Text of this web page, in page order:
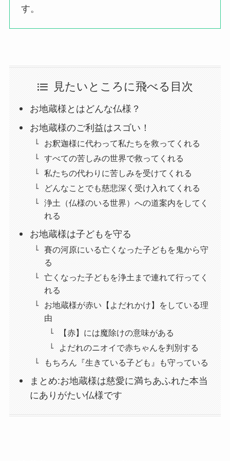
す。
見たいところに飛べる目次
お地蔵様とはどんな仏様？
お地蔵様のご利益はスゴい！
お釈迦様に代わって私たちを救ってくれる
すべての苦しみの世界で救ってくれる
私たちの代わりに苦しみを受けてくれる
どんなことでも慈悲深く受け入れてくれる
浄土（仏様のいる世界）への道案内をしてく
れる
お地蔵様は子どもを守る
賽の河原にいる亡くなった子どもを鬼から守
る
亡くなった子どもを浄土まで連れて行ってく
れる
お地蔵様が赤い【よだれかけ】をしている理
由
【赤】には魔除けの意味がある
よだれのニオイで赤ちゃんを判別する
もちろん『生きている子ども』も守っている
まとめ:お地蔵様は慈愛に満ちあふれた本当
にありがたい仏様です